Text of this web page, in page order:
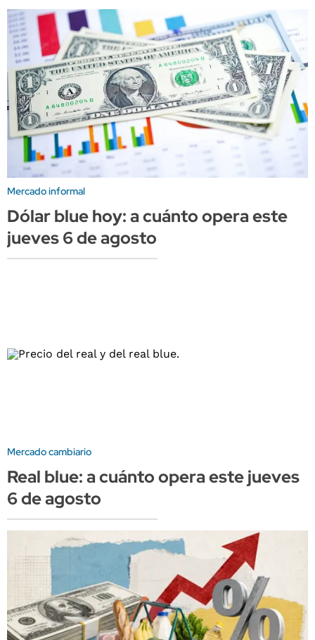
Mercado informal
Dólar blue hoy: a cuánto opera este
jueves 6 de agosto
Mercado cambiario
Real blue: a cuánto opera este jueves
6 de agosto